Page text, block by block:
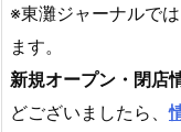
※東灘ジャーナルで
ます。
新規オープン・閉店
どございましたら、